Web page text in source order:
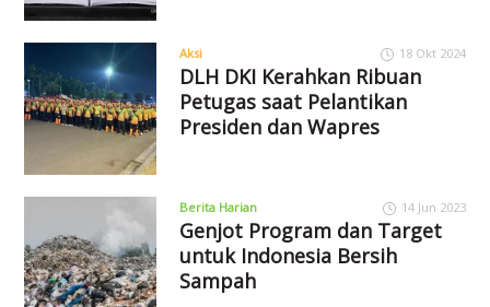
Aksi 18 Okt 2024
DLH DKI Kerahkan Ribuan
Petugas saat Pelantikan
Presiden dan Wapres
Berita Harian 14 Jun 2023
Genjot Program dan Target
untuk Indonesia Bersih
Sampah